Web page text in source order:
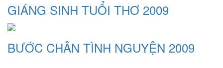
GIÁNG SINH TUỔI THƠ 2009
BƯỚC CHÂN TÌNH NGUYỆN 2009